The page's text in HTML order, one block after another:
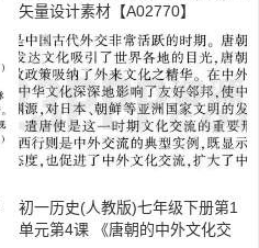
矢量设计素材【A02770】
初一历史(人教版)七年级下册第1
单元第4课 《唐朝的中外文化交